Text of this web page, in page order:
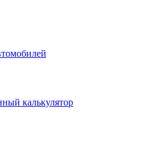
калькулятор